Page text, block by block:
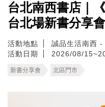
台北南西書店｜
台北場新書分享會
活動地點
誠品生活南西
活動日期
2026/08/
新書分享會 北區門市